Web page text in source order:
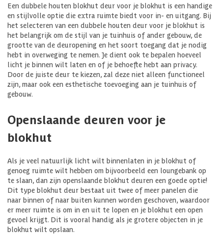
Een dubbele houten blokhut deur voor je blokhut is een handige
en stijlvolle optie die extra ruimte biedt voor in- en uitgang. Bij
het selecteren van een dubbele houten deur voor je blokhut is
het belangrijk om de stijl van je tuinhuis of ander gebouw, de
grootte van de deuropening en het soort toegang dat je nodig
hebt in overweging te nemen. Je dient ook te bepalen hoeveel
licht je binnen wilt laten en of je behoefte hebt aan privacy.
Door de juiste deur te kiezen, zal deze niet alleen functioneel
zijn, maar ook een esthetische toevoeging aan je tuinhuis of
gebouw.
Openslaande deuren voor je
blokhut
Als je veel natuurlijk licht wilt binnenlaten in je blokhut of
genoeg ruimte wilt hebben om bijvoorbeeld een loungebank op
te slaan, dan zijn openslaande blokhut deuren een goede optie!
Dit type blokhut deur bestaat uit twee of meer panelen die
naar binnen of naar buiten kunnen worden geschoven, waardoor
er meer ruimte is om in en uit te lopen en je blokhut een open
gevoel krijgt. Dit is vooral handig als je grotere objecten in je
blokhut wilt opslaan.